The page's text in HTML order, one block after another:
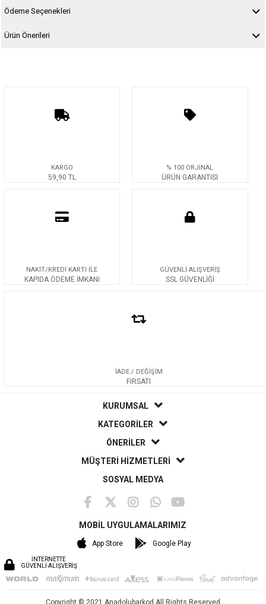
Ödeme Seçenekleri
Ürün Önerileri
KARGO
59,90 TL
% 100 ORJİNAL
ÜRÜN GARANTİSİ
NAKİT/KREDİ KARTI İLE
KAPIDA ÖDEME İMKANI
GÜVENLİ ALIŞVERİŞ
SSL GÜVENLİĞİ
İADE / DEĞİŞİM
FIRSATI
KURUMSAL
KATEGORİLER
ÖNERİLER
MÜŞTERİ HİZMETLERİ
SOSYAL MEDYA
MOBİL UYGULAMALARIMIZ
App Store Google Play
İNTERNETTE
GÜVENLİ ALIŞVERİŞ
Copyright © 2021 Anadolubarkod All Rights Reserved